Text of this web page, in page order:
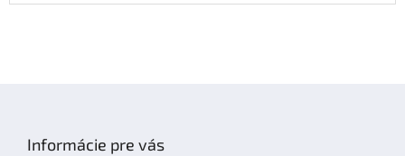
Informácie pre vás